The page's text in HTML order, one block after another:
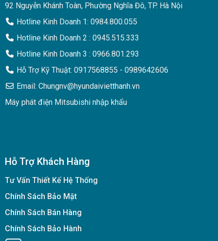
92 Nguyễn Khánh Toàn, Phường Nghĩa Đô, TP. Hà Nội
Hotline Kinh Doanh 1: 0984.800.055
Hotline Kinh Doanh 2 : 0945.515.333
Hotline Kinh Doanh 3 : 0966.801.293
Hỗ Trợ Kỹ Thuật: 0917568855 - 0989642606
Email: Chungnv@hyundaivietthanh.vn
Máy phát điện Mitsubishi nhập khẩu
Hỗ Trợ Khách Hàng
Tư Vấn Thiết Kế Hệ Thống
Chính Sách Bảo Mật
Chính Sách Bán Hàng
Chính Sách Bảo Hành